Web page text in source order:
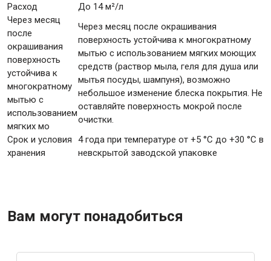
Расход
До 14 м²/л
Через месяц
после
окрашивания
поверхность
устойчива к
многократному
мытью с
использованием
мягких мо
Через месяц после окрашивания
поверхность устойчива к многократному
мытью с использованием мягких моющих
средств (раствор мыла, геля для душа или
мытья посуды, шампуня), возможно
небольшое изменение блеска покрытия. Не
оставляйте поверхность мокрой после
очистки.
Срок и условия
хранения
4 года при температуре от +5 °С до +30 °С в
невскрытой заводской упаковке
Вам могут понадобиться